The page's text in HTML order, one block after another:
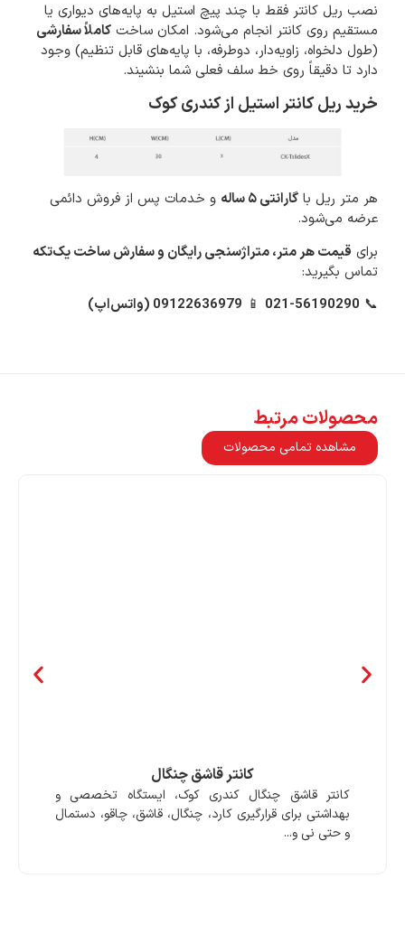
نصب ریل کانتر فقط با چند پیچ استیل به پایه‌های دیواری یا
مستقیم روی کانتر انجام می‌شود. امکان ساخت کاملاً سفارشی
(طول دلخواه، زاویه‌دار، دوطرفه، با پایه‌های قابل تنظیم) وجود
دارد تا دقیقاً روی خط سلف فعلی شما بنشیند.
خرید ریل کانتر استیل از کندری کوک
هر متر ریل با گارانتی ۵ ساله
و خدمات پس از فروش دائمی
عرضه می‌شود.
برای قیمت هر متر، متراژسنجی رایگان و سفارش ساخت یک‌تکه
تماس بگیرید:
📞
021-56190290
📱 09122636979 (واتس‌اپ)
محصولات مرتبط
مشاهده تمامی محصولات
کانتر قاشق چنگال
کانتر قاشق چنگال کندری کوک، ایستگاه تخصصی و
بهداشتی برای قرارگیری کارد، چنگال، قاشق، چاقو، دستمال
و حتی نی و...